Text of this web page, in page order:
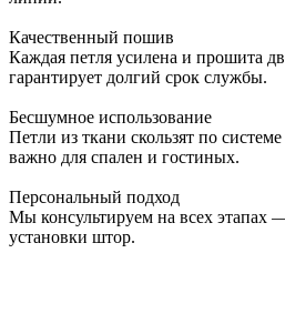
Качественный пошив
Каждая петля усилена и прошита
гарантирует долгий срок службы.
Бесшумное использование
Петли из ткани скользят по
важно для спален и гостиных.
Персональный подход
Мы консультируем на всех этапах
установки штор.